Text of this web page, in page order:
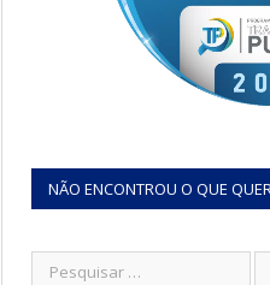
NÃO ENCONTROU O QUE